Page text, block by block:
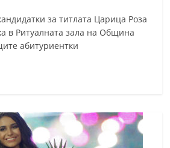
за титлата Царица Роза
в Ритуалната зала на Община
абитуриентки